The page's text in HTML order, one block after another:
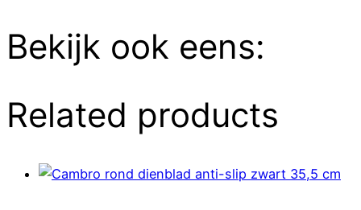
Bekijk ook eens:
Related products